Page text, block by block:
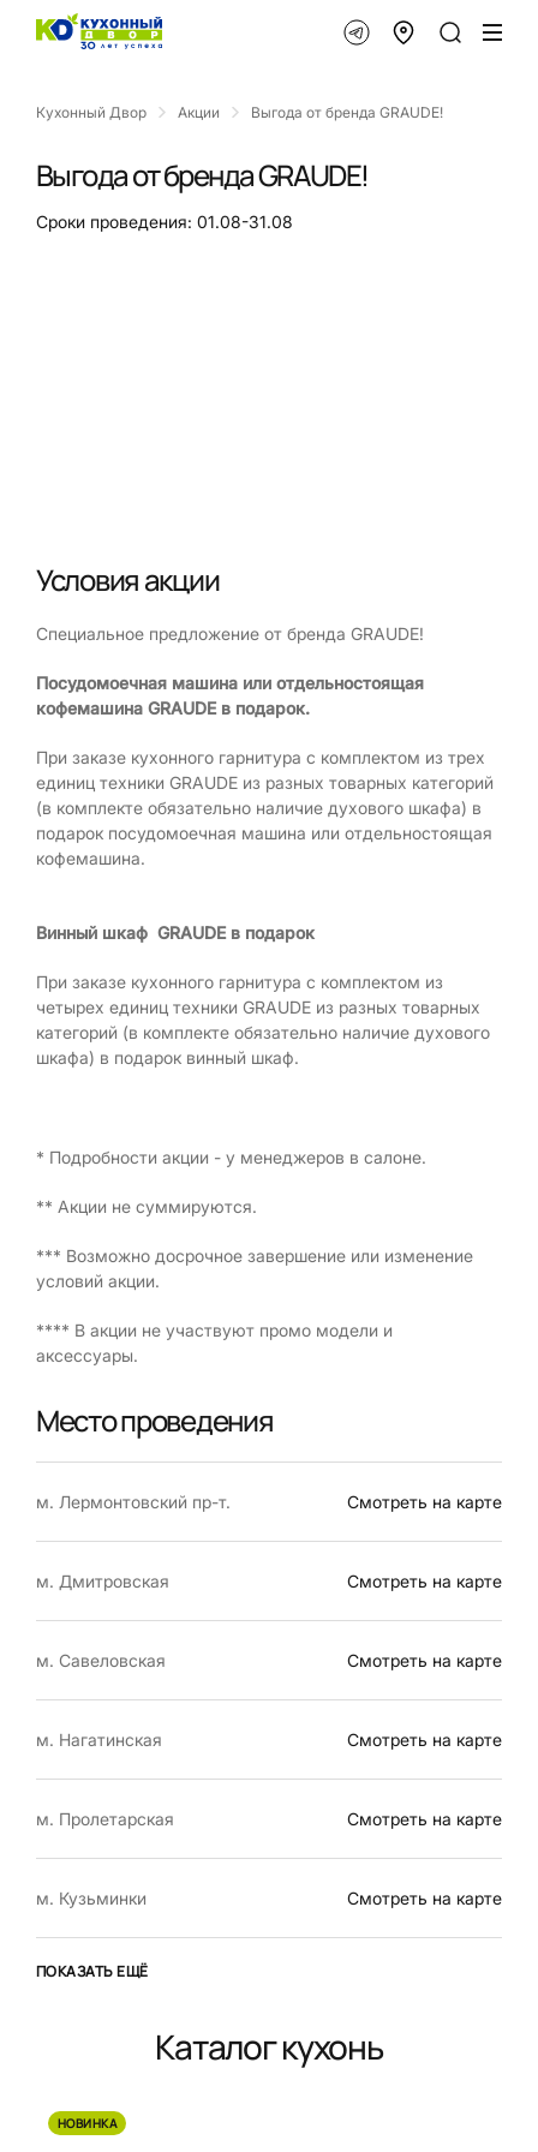
Кухонный Двор Акции Выгода от бренда GRAUDE!
Выгода от бренда GRAUDE!
Сроки проведения: 01.08-31.08
Условия акции
Специальное предложение от бренда GRAUDE!
Посудомоечная машина или отдельностоящая
кофемашина GRAUDE в подарок.
При заказе кухонного гарнитура с комплектом из трех
единиц техники GRAUDE из разных товарных категорий
(в комплекте обязательно наличие духового шкафа) в
подарок посудомоечная машина или отдельностоящая
кофемашина.
Винный шкаф GRAUDE в подарок
При заказе кухонного гарнитура с комплектом из
четырех единиц техники GRAUDE из разных товарных
категорий (в комплекте обязательно наличие духового
шкафа) в подарок винный шкаф.
* Подробности акции - у менеджеров в салоне.
** Акции не суммируются.
*** Возможно досрочное завершение или изменение
условий акции.
**** В акции не участвуют промо модели и
аксессуары.
Место проведения
м. Лермонтовский пр-т. Смотреть на карте
м. Дмитровская Смотреть на карте
м. Савеловская Смотреть на карте
м. Нагатинская Смотреть на карте
м. Пролетарская Смотреть на карте
м. Кузьминки Смотреть на карте
ПОКАЗАТЬ ЕЩЁ
Каталог кухонь
НОВИНКА